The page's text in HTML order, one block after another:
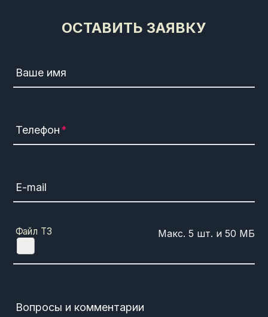
ОСТАВИТЬ ЗАЯВКУ
Ваше имя
Телефон
E-mail
Файл ТЗ
Вопросы и комментарии